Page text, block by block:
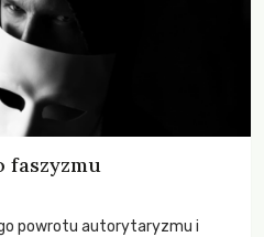
faszyzmu
powrotu autorytaryzmu i